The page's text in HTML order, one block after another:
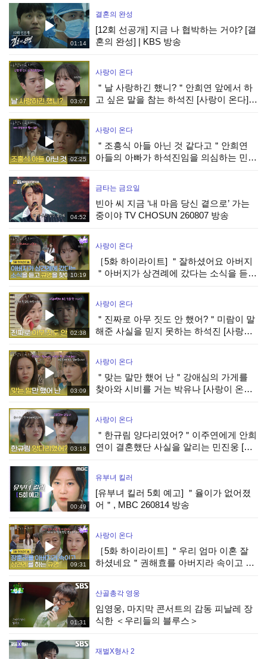
01:14
결혼의 완성
[12회 선공개] 지금 나 협박하는 거야? [결
혼의 완성] | KBS 방송
03:07
사랑이 온다
＂날 사랑하긴 했니?＂안희연 앞에서 하
고 싶은 말을 참는 하석진 [사랑이 온다] |
02:25
사랑이 온다
＂조흥식 아들 아닌 것 같다고＂안희연
아들의 아빠가 하석진임을 의심하는 민진
04:52
금타는 금요일
빈아 씨 지금 ‘내 마음 당신 곁으로’ 가는
중이야 TV CHOSUN 260807 방송
10:19
사랑이 온다
［5화 하이라이트] ＂잘하셨어요 아버지
＂아버지가 상견례에 갔다는 소식을 듣고
02:38
사랑이 온다
＂진짜로 아무 짓도 안 했어?＂미람이 말
해준 사실을 믿지 못하는 하석진 [사랑이
03:09
사랑이 온다
＂맞는 말만 했어 난＂강애심의 가게를
찾아와 시비를 거는 박유나 [사랑이 온다]
03:18
사랑이 온다
＂한규림 양다리였어?＂이주연에게 안희
연이 결혼했단 사실을 알리는 민진웅 [사
00:49
유부녀 킬러
[유부녀 킬러 5회 예고] ＂율이가 없어졌
어＂, MBC 260814 방송
09:31
사랑이 온다
［5화 하이라이트] ＂우리 엄마 이혼 잘
하셨네요＂권해효를 아버지라 속이고 상
01:31
산골총각 영웅
임영웅, 마지막 콘서트의 감동 피날레 장
식한 ＜우리들의 블루스＞
재벌X형사 2